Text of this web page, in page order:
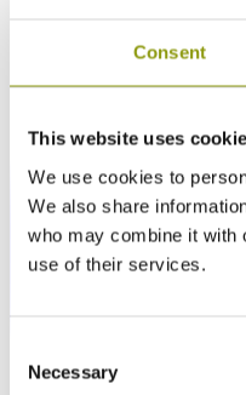
Consent
This website uses
We use cookies to
We also share
who may combine it with
use of their services.
Selection
Necessary